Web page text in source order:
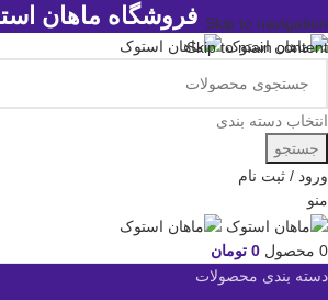
Skip to navigation
Skip to main content
فروشگاه ماهان
انتخاب دسته بندی
جستجو
ورود / ثبت نام
منو
0 محصول 0 تومان
دسته بندی محصولات